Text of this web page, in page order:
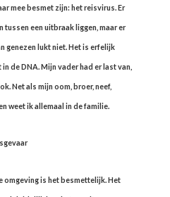
mee besmet zijn: het reisvirus. Er
tussen een uitbraak liggen, maar er
genezen lukt niet. Het is erfelijk
de DNA. Mijn vader had er last van,
Net als mijn oom, broer, neef,
weet ik allemaal in de familie.
omgeving is het besmettelijk. Het